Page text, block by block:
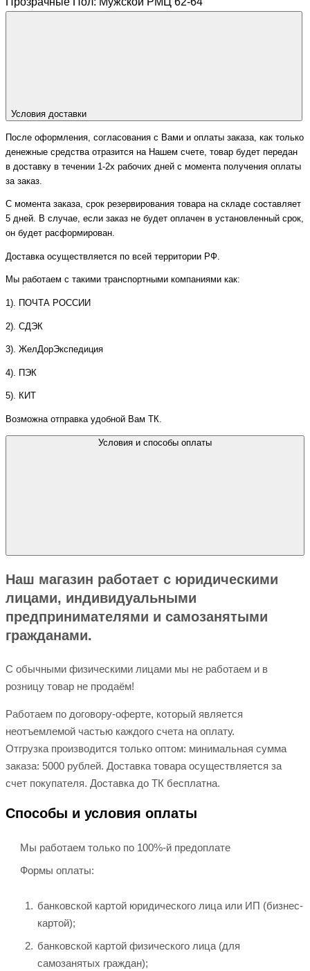
Условия доставки
После оформления, согласования с Вами и оплаты заказа, как только
денежные средства отразится на Нашем счете, товар будет передан
в доставку в течении 1-2х рабочих дней с момента получения оплаты
за заказ.
С момента заказа, срок резервирования товара на складе составляет
5 дней. В случае, если заказ не будет оплачен в установленный срок,
он будет расформирован.
Доставка осуществляется по всей территории РФ.
Мы работаем с такими транспортными компаниями как:
1). ПОЧТА РОССИИ
2). СДЭК
3). ЖелДорЭкспедиция
4). ПЭК
5). КИТ
Возможна отправка удобной Вам ТК.
Условия и способы оплаты
Наш магазин работает с юридическими
лицами, индивидуальными
предпринимателями и самозанятыми
гражданами.
С обычными физическими лицами мы не работаем и в
розницу товар не продаём!
Работаем по договору-оферте, который является
неотъемлемой частью каждого счета на оплату.
Отгрузка производится только оптом: минимальная сумма
заказа: 5000 рублей. Доставка товара осуществляется за
счет покупателя. Доставка до ТК бесплатна.
Способы и условия оплаты
Мы работаем только по 100%-й предоплате
Формы оплаты:
банковской картой юридического лица или ИП (бизнес-
картой);
банковской картой физического лица (для
самозанятых граждан);